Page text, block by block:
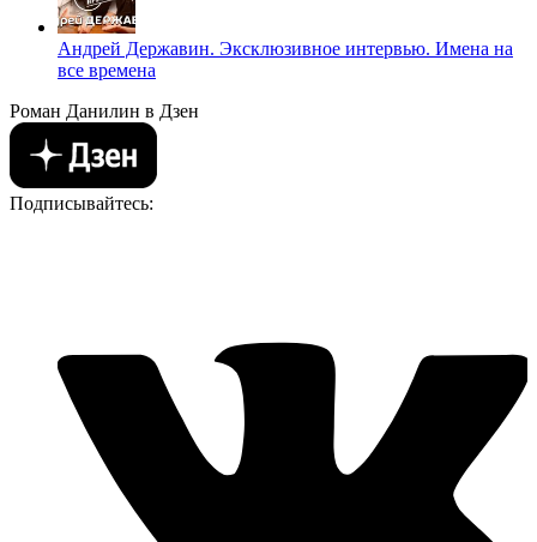
Андрей Державин. Эксклюзивное интервью. Имена на
все времена
Роман Данилин в Дзен
Подписывайтесь: